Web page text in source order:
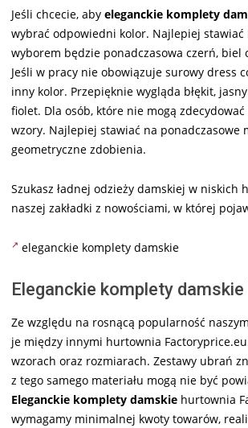
Jeśli chcecie, aby eleganckie komplety
wybrać odpowiedni kolor. Najlepiej stawiać
wyborem będzie ponadczasowa czerń,
Jeśli w pracy nie obowiązuje surowy dress
inny kolor. Przepięknie wygląda błękit,
fiolet. Dla osób, które nie mogą
wzory. Najlepiej stawiać na ponadczasowe
geometryczne zdobienia.
Szukasz ładnej odzieży damskiej w
naszej zakładki z nowościami, w której
eleganckie komplety damskie
Eleganckie komplety
Ze względu na rosnącą popularność
je między innymi hurtownia
wzorach oraz rozmiarach. Zestawy ubrań
z tego samego materiału mogą nie być
Eleganckie komplety damskie hurtownia
wymagamy minimalnej kwoty towarów,